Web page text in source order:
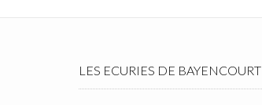
LES ECURIES DE BAYENCOURT